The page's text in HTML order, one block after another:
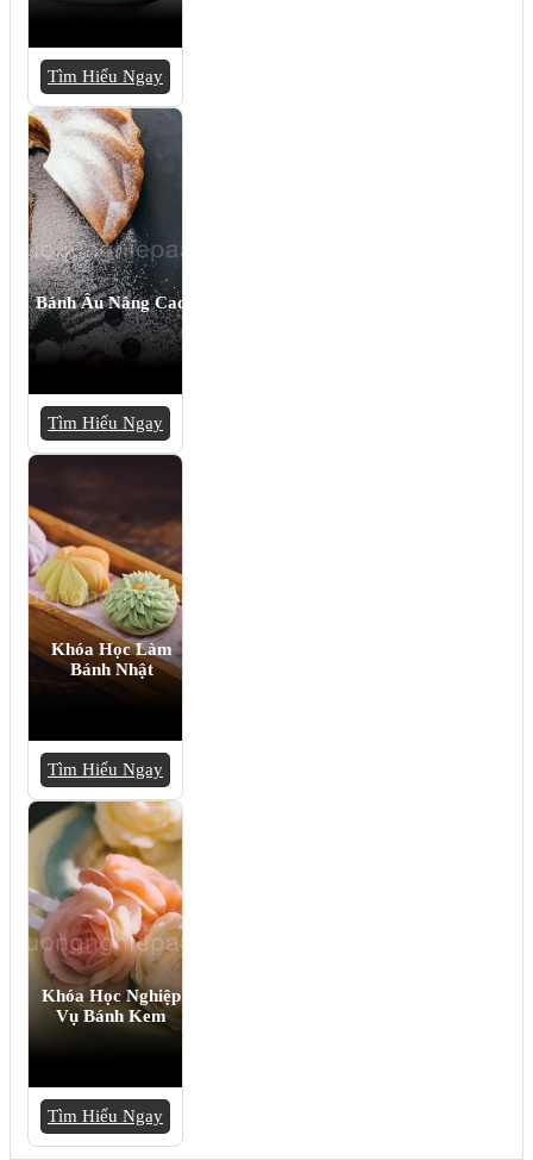
Tìm Hiểu Ngay
Bánh Âu Nâng Cao
Tìm Hiểu Ngay
Khóa Học Làm
Bánh Nhật
Tìm Hiểu Ngay
Khóa Học Nghiệp
Vụ Bánh Kem
Tìm Hiểu Ngay